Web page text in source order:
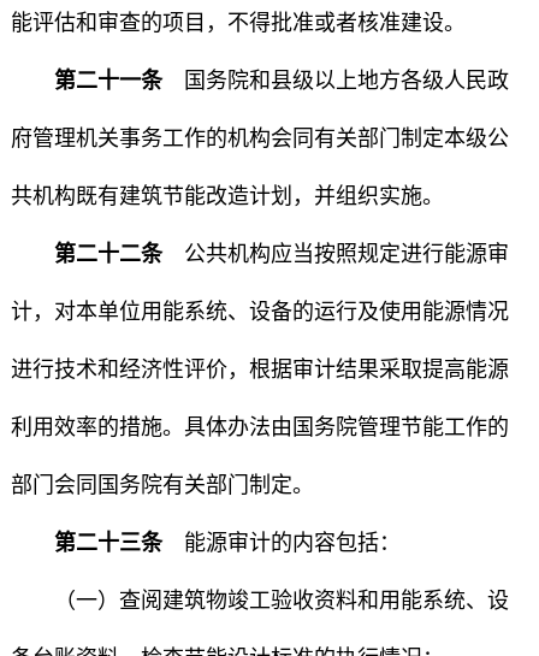
能评估和审查的项目，不得批准或者核准建设。
第二十一条国务院和县级以上地方各级人民政
府管理机关事务工作的机构会同有关部门制定本级公
共机构既有建筑节能改造计划，并组织实施。
第二十二条公共机构应当按照规定进行能源审
计，对本单位用能系统、设备的运行及使用能源情况
进行技术和经济性评价，根据审计结果采取提高能源
利用效率的措施。具体办法由国务院管理节能工作的
部门会同国务院有关部门制定。
第二十三条能源审计的内容包括：
（一）查阅建筑物竣工验收资料和用能系统、设